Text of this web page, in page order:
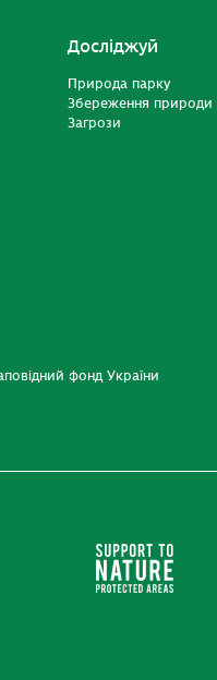
Досліджуй
Природа парку
Збереження природи
Загрози
фонд України